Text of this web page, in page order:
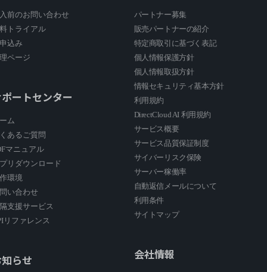
前のお問い合わせ
トライアル
込み
ページ
ートセンター
ム
あるご質問
マニュアル
リダウンロード
環境
い合わせ
支援サービス
リファレンス
らせ
パートナー募集
販売パートナーの紹介
特定商取引に基づく表記
個人情報保護方針
個人情報取扱方針
情報セキュリティ基本方針
利用規約
DirectCloud AI 利用規約
サービス概要
サービス品質保証制度
サイバーリスク保険
サーバー稼働率
自動返信メールについて
利用条件
サイトマップ
会社情報